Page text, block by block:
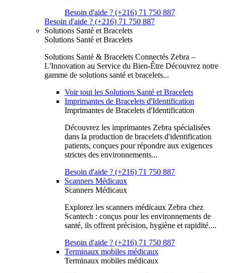
Besoin d'aide ? (+216) 71 750 887
Besoin d'aide ? (+216) 71 750 887
Solutions Santé et Bracelets
Solutions Santé et Bracelets
Solutions Santé & Bracelets Connectés Zebra –
L'Innovation au Service du Bien-Être Découvrez notre
gamme de solutions santé et bracelets...
Voir tout les Solutions Santé et Bracelets
Imprimantes de Bracelets d'Identification
Imprimantes de Bracelets d'Identification
Découvrez les imprimantes Zebra spécialisées
dans la production de bracelets d'identification
patients, conçues pour répondre aux exigences
strictes des environnements...
Besoin d'aide ? (+216) 71 750 887
Scanners Médicaux
Scanners Médicaux
Explorez les scanners médicaux Zebra chez
Scantech : conçus pour les environnements de
santé, ils offrent précision, hygiène et rapidité....
Besoin d'aide ? (+216) 71 750 887
Terminaux mobiles médicaux
Terminaux mobiles médicaux